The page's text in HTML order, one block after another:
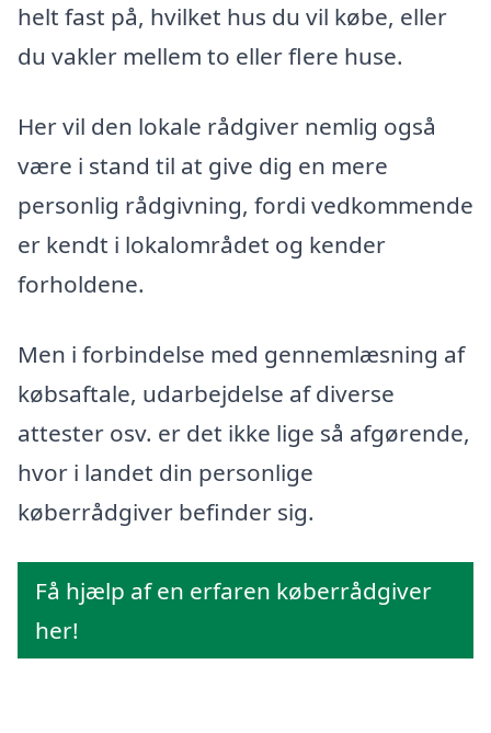
helt fast på, hvilket hus du vil købe, eller
du vakler mellem to eller flere huse.
Her vil den lokale rådgiver nemlig også
være i stand til at give dig en mere
personlig rådgivning, fordi vedkommende
er kendt i lokalområdet og kender
forholdene.
Men i forbindelse med gennemlæsning af
købsaftale, udarbejdelse af diverse
attester osv. er det ikke lige så afgørende,
hvor i landet din personlige
køberrådgiver befinder sig.
Få hjælp af en erfaren køberrådgiver
her!